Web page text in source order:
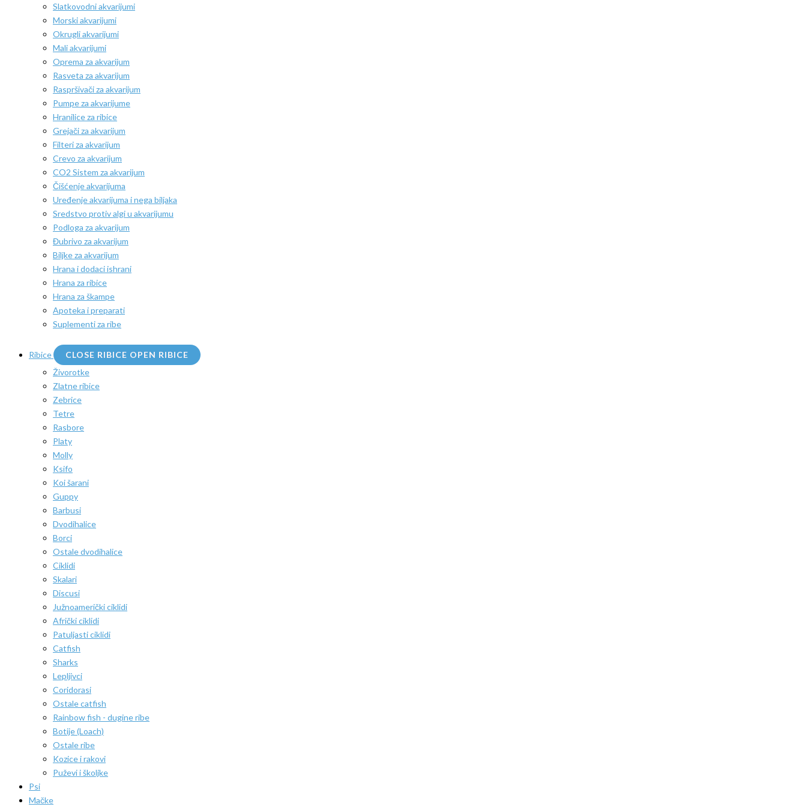
Slatkovodni akvarijumi
Morski akvarijumi
Okrugli akvarijumi
Mali akvarijumi
Oprema za akvarijum
Rasveta za akvarijum
Raspršivači za akvarijum
Pumpe za akvarijume
Hranilice za ribice
Grejači za akvarijum
Filteri za akvarijum
Crevo za akvarijum
CO2 Sistem za akvarijum
Čišćenje akvarijuma
Uređenje akvarijuma i nega biljaka
Sredstvo protiv algi u akvarijumu
Podloga za akvarijum
Đubrivo za akvarijum
Biljke za akvarijum
Hrana i dodaci ishrani
Hrana za ribice
Hrana za škampe
Apoteka i preparati
Suplementi za ribe
Ribice CLOSE RIBICE OPEN RIBICE
Živorotke
Zlatne ribice
Zebrice
Tetre
Rasbore
Platy
Molly
Ksifo
Koi šarani
Guppy
Barbusi
Dvodihalice
Borci
Ostale dvodihalice
Ciklidi
Skalari
Discusi
Južnoamerički ciklidi
Afrički ciklidi
Patuljasti ciklidi
Catfish
Sharks
Lepljivci
Coridorasi
Ostale catfish
Rainbow fish - dugine ribe
Botije (Loach)
Ostale ribe
Kozice i rakovi
Puževi i školjke
Psi
Mačke